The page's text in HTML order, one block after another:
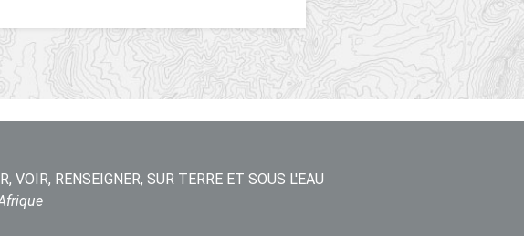
VOIR, RENSEIGNER, SUR TERRE ET SOUS L'EAU